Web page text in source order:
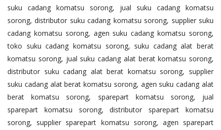
suku cadang komatsu sorong, jual suku cadang komatsu
sorong, distributor suku cadang komatsu sorong, supplier suku
cadang komatsu sorong, agen suku cadang komatsu sorong,
toko suku cadang komatsu sorong, suku cadang alat berat
komatsu sorong, jual suku cadang alat berat komatsu sorong,
distributor suku cadang alat berat komatsu sorong, supplier
suku cadang alat berat komatsu sorong, agen suku cadang alat
berat komatsu sorong, sparepart komatsu sorong, jual
sparepart komatsu sorong, distributor sparepart komatsu
sorong, supplier sparepart komatsu sorong, agen sparepart